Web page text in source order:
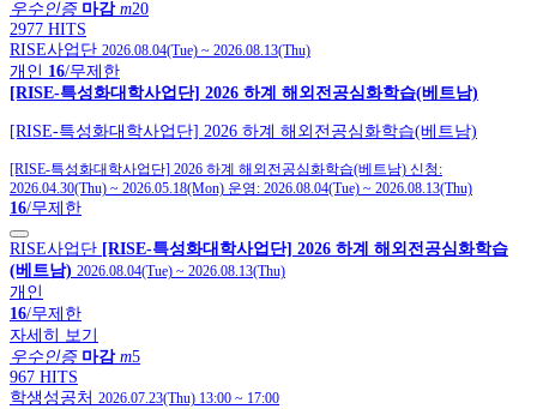
우수인증 마감 m20
2977 HITS
RISE사업단 2026.08.04(Tue) ~ 2026.08.13(Thu)
개인 16/무제한
[RISE-특성화대학사업단] 2026 하계 해외전공심화학습(베트남)
[RISE-특성화대학사업단] 2026 하계 해외전공심화학습(베트남)
[RISE-특성화대학사업단] 2026 하계 해외전공심화학습(베트남) 신청:
2026.04.30(Thu) ~ 2026.05.18(Mon) 운영: 2026.08.04(Tue) ~ 2026.08.13(Thu)
16/무제한
RISE사업단 [RISE-특성화대학사업단] 2026 하계 해외전공심화학습
(베트남) 2026.08.04(Tue) ~ 2026.08.13(Thu)
개인
16/무제한
자세히 보기
우수인증 마감 m5
967 HITS
학생성공처 2026.07.23(Thu) 13:00 ~ 17:00